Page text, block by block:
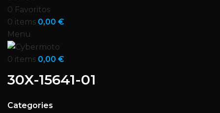
0 Favoritos
0 items 0,00 €
Menu
0 items 0,00 €
30X-15641-01
Categories